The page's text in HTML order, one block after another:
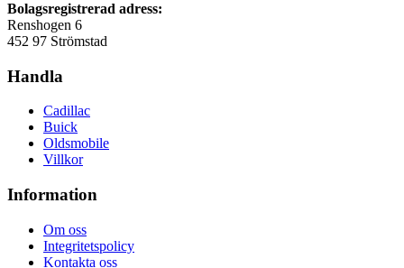
Bolagsregistrerad adress:
Renshogen 6
452 97 Strömstad
Handla
Cadillac
Buick
Oldsmobile
Villkor
Information
Om oss
Integritetspolicy
Kontakta oss